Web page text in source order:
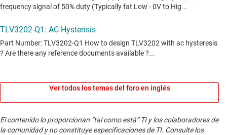
Ver todos los temas del foro en inglés
El contenido lo proporcionan “tal como está” TI y los colaboradores de
la comunidad y no constituye especificaciones de TI. Consulte los